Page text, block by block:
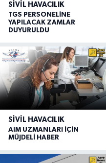
SIVIL HAVACILIK
TGS PERSONELİNE
YAPILACAK ZAMLAR
DUYURULDU
SIVIL HAVACILIK
AIM UZMANLARI İÇİN
MÜJDELİ HABER